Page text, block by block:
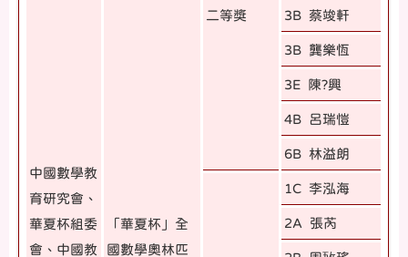
中國數學教
育研究會、
華夏杯組委
會、中國教
「華夏杯」全
國數學奧林匹
二等獎 3B 蔡竣軒
3B 龔樂恆
3E 陳?興
4B 呂瑞愷
6B 林溢朗
1C 李泓海
2A 張芮